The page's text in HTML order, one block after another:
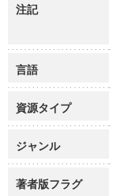
注記
言語
資源タイプ
ジャンル
著者版フラグ